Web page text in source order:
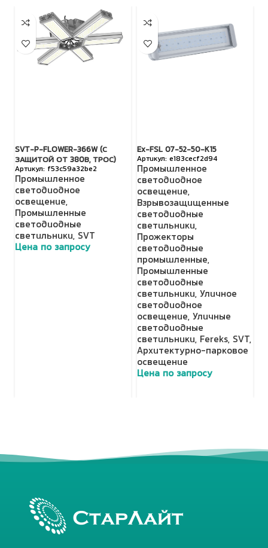
SVT-P-FLOWER-366W (С
ЗАЩИТОЙ ОТ 380В, ТРОС)
f53c59a32be2
Промышленное
светодиодное
освещение,
Промышленные
светодиодные
светильники, SVT
Цена по запросу
Ex-FSL 07-52-50-K15
e183cecf2d94
Промышленное
светодиодное
освещение,
Взрывозащищенные
светодиодные
светильники,
Прожекторы
светодиодные
промышленные,
Промышленные
светодиодные
светильники, Уличное
светодиодное
освещение, Уличные
светодиодные
светильники, Fereks, SVT ,
Архитектурно-парковое
освещение
Цена по запросу